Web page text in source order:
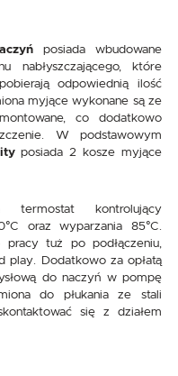
posiada wbudowane
nabłyszczającego, które
odpowiednią ilość
myjące wykonane są ze
co dodatkowo
W podstawowym
posiada 2 kosze myjące
termostat kontrolujący
oraz wyparzania 85°C.
tuż po podłączeniu,
play. Dodatkowo za opłatą
do naczyń w pompę
do płukania ze stali
się z działem